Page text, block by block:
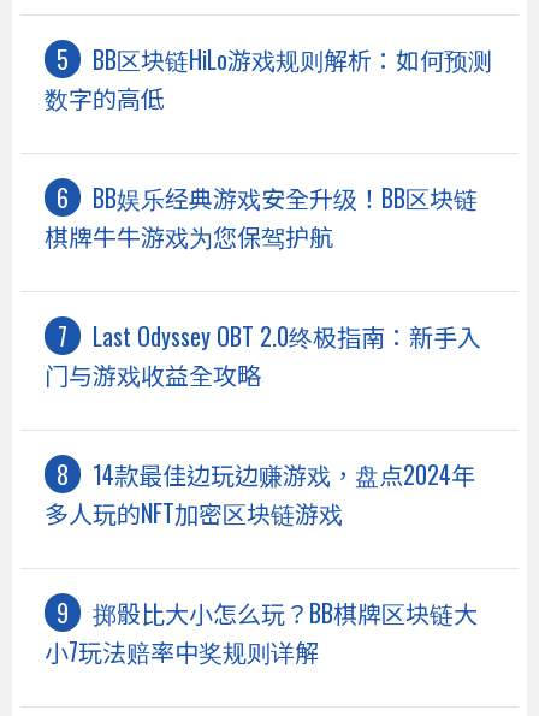
BB区块链HiLo游戏规则解析：如何预测
数字的高低
BB娱乐经典游戏安全升级！BB区块链
棋牌牛牛游戏为您保驾护航
Last Odyssey OBT 2.0终极指南：新手入
门与游戏收益全攻略
14款最佳边玩边赚游戏，盘点2024年
多人玩的NFT加密区块链游戏
掷骰比大小怎么玩？BB棋牌区块链大
小7玩法赔率中奖规则详解